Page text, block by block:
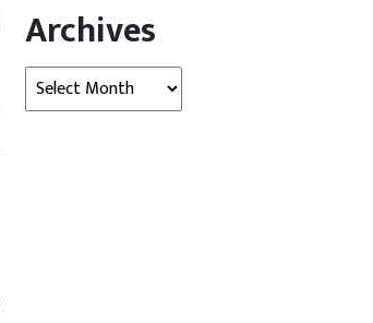
Archives
Archives